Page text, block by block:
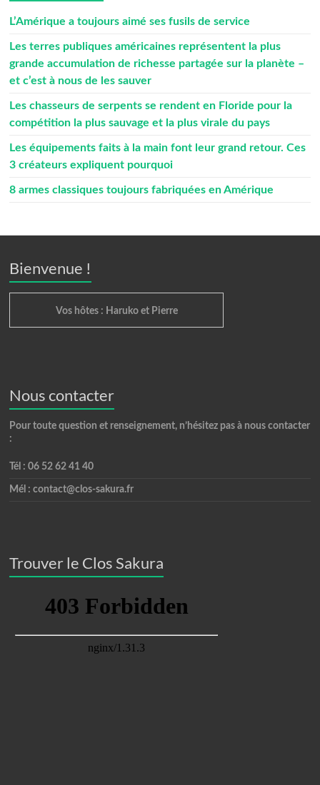
L’Amérique a toujours aimé ses fusils de service
Les terres publiques américaines représentent la plus
grande accumulation de richesse partagée sur la planète –
et c’est à nous de les sauver
Les chasseurs de serpents se rendent en Floride pour la
compétition la plus sauvage et la plus virale du pays
Les équipements faits à la main font leur grand retour. Ces
3 créateurs expliquent pourquoi
8 armes classiques toujours fabriquées en Amérique
Bienvenue !
Vos hôtes : Haruko et Pierre
Nous contacter
Pour toute question et renseignement, n’hésitez pas à nous contacter
:
Tél : 06 52 62 41 40
Mél : contact@clos-sakura.fr
Trouver le Clos Sakura